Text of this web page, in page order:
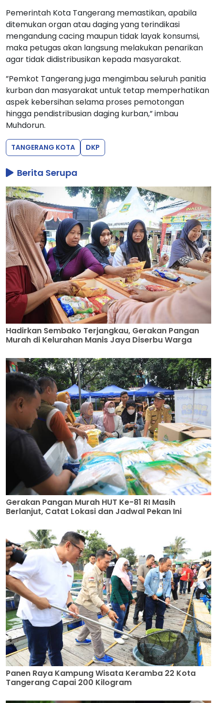
Pemerintah Kota Tangerang memastikan, apabila
ditemukan organ atau daging yang terindikasi
mengandung cacing maupun tidak layak konsumsi,
maka petugas akan langsung melakukan penarikan
agar tidak didistribusikan kepada masyarakat.
”Pemkot Tangerang juga mengimbau seluruh panitia
kurban dan masyarakat untuk tetap memperhatikan
aspek kebersihan selama proses pemotongan
hingga pendistribusian daging kurban,” imbau
Muhdorun.
TANGERANG KOTA DKP
Berita Serupa
Hadirkan Sembako Terjangkau, Gerakan Pangan
Murah di Kelurahan Manis Jaya Diserbu Warga
Gerakan Pangan Murah HUT Ke-81 RI Masih
Berlanjut, Catat Lokasi dan Jadwal Pekan Ini
Panen Raya Kampung Wisata Keramba 22 Kota
Tangerang Capai 200 Kilogram